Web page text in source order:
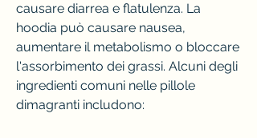
causare diarrea e flatulenza. La
hoodia può causare nausea,
aumentare il metabolismo o bloccare
l'assorbimento dei grassi. Alcuni degli
ingredienti comuni nelle pillole
dimagranti includono: